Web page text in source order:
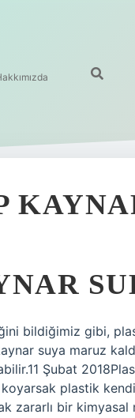
bildiğimiz gibi,
suya maruz
Şubat
plastik
zararlı bir kimyasal